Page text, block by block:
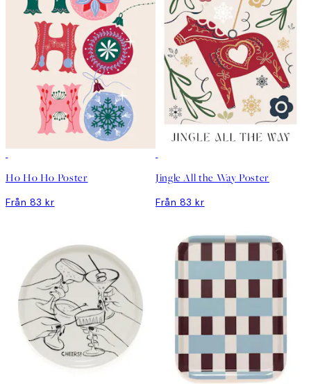
Ho Ho Ho Poster
Från 83 kr
Jingle All the Way Poster
Från 83 kr